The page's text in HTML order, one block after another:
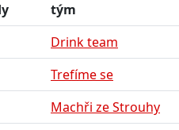
tým
Drink team
Trefíme se
Machři ze Strouhy